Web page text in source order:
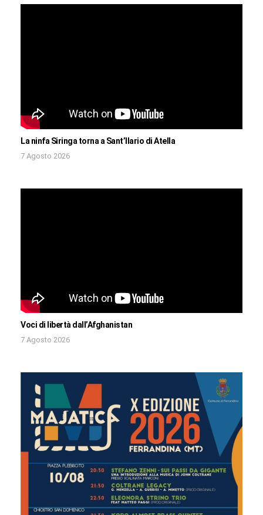
La ninfa Siringa torna a Sant’Ilario di Atella
7 Agosto 2026
Voci di libertà dall’Afghanistan
7 Agosto 2026